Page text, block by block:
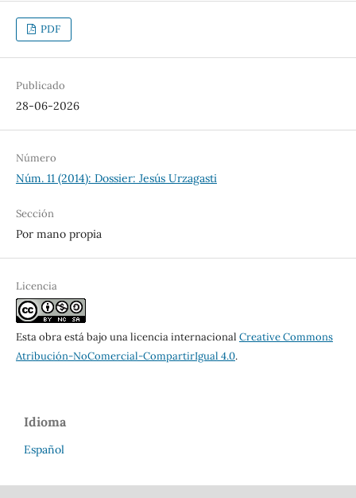
PDF
Publicado
28-06-2026
Número
Núm. 11 (2014): Dossier: Jesús Urzagasti
Sección
Por mano propia
Licencia
Esta obra está bajo una licencia internacional Creative Commons
Atribución-NoComercial-CompartirIgual 4.0.
Idioma
Español